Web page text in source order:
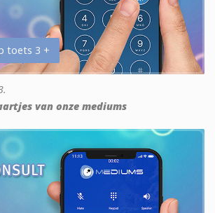
toets 3 +
van onze mediums